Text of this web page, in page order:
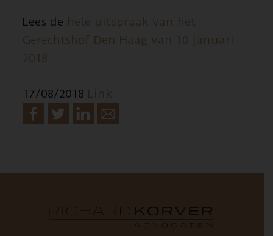
Lees de hele uitspraak van het
Gerechtshof Den Haag van 10 januari
2018
17/08/2018 Link